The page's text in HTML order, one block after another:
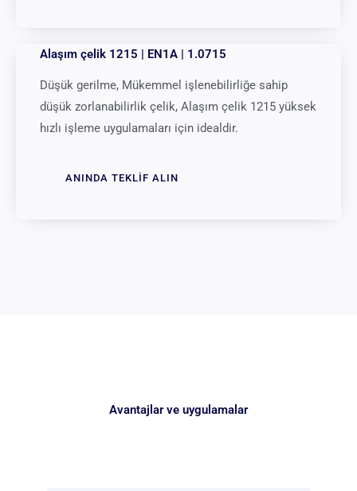
Alaşım çelik 1215 | EN1A | 1.0715
Düşük gerilme, Mükemmel işlenebilirliğe sahip
düşük zorlanabilirlik çelik, Alaşım çelik 1215 yüksek
hızlı işleme uygulamaları için idealdir.
ANINDA TEKLIF ALIN
Avantajlar ve uygulamalar